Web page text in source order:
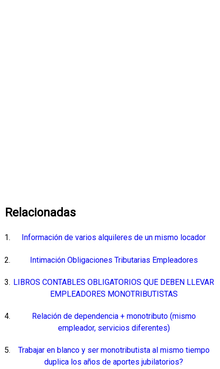
Relacionadas
Información de varios alquileres de un mismo locador
Intimación Obligaciones Tributarias Empleadores
LIBROS CONTABLES OBLIGATORIOS QUE DEBEN LLEVAR
EMPLEADORES MONOTRIBUTISTAS
Relación de dependencia + monotributo (mismo
empleador, servicios diferentes)
Trabajar en blanco y ser monotributista al mismo tiempo
duplica los años de aportes jubilatorios?